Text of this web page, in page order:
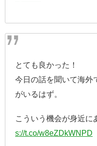
とても良かった！
今日の話を聞いて海外
がいるはず。
こういう機会が身近
s://t.co/w8eZDkWNPD